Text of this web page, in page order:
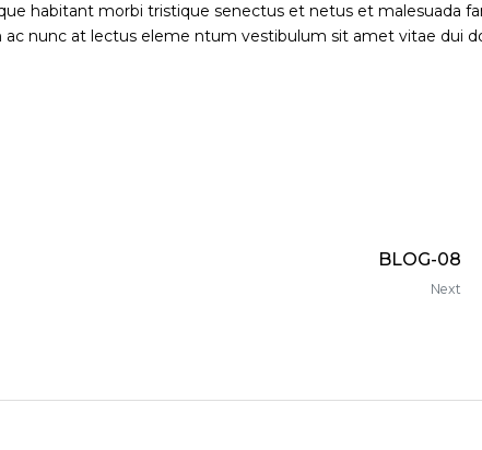
habitant morbi tristique senectus et netus et malesuada
nunc at lectus eleme ntum vestibulum sit amet vitae dui
BLOG-08
Next